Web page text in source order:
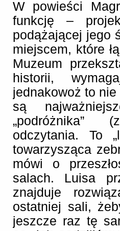
W powieści
funkcję –
podążającej jego
miejscem, które
Muzeum
historii,
jednakowoż to
są
„podróżnika”
odczytania. To
towarzysząca
mówi o
salach. Luisa
znajduje
ostatniej sali,
jeszcze raz tę